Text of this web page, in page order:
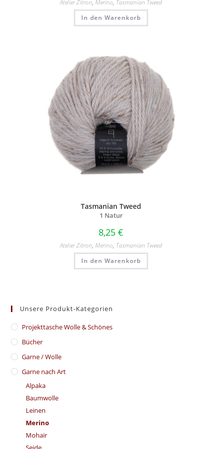
Atelier Zitron, Merino, Tasmanian Tweed
In den Warenkorb
Tasmanian Tweed
1 Natur
8,25 €
Atelier Zitron, Merino, Tasmanian Tweed
In den Warenkorb
Unsere Produkt-Kategorien
​Projekttasche Wolle & Schönes
Bücher
Garne / Wolle
Garne nach Art
Alpaka
Baumwolle
Leinen
Merino
Mohair